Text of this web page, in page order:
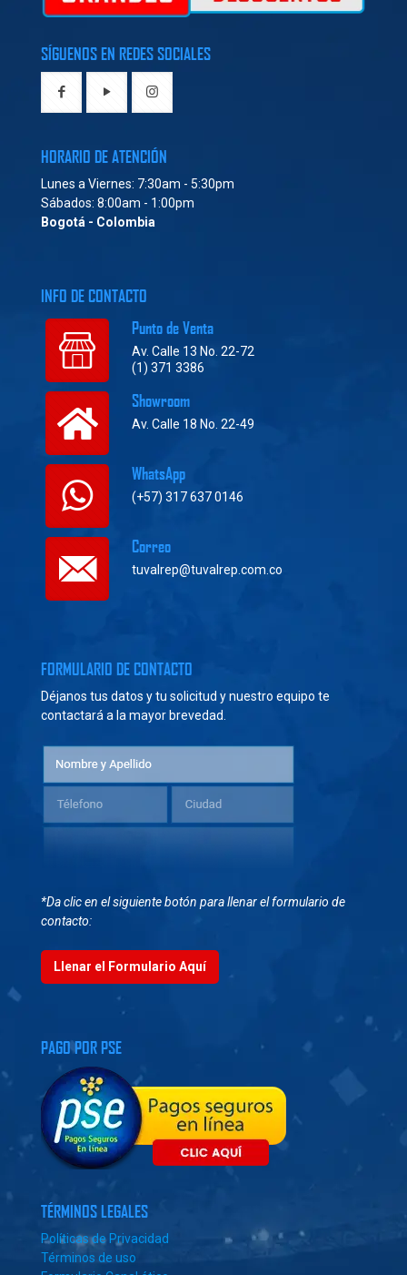
SÍGUENOS EN REDES SOCIALES
HORARIO DE ATENCIÓN
Lunes a Viernes: 7:30am - 5:30pm
Sábados: 8:00am - 1:00pm
Bogotá - Colombia
INFO DE CONTACTO
Punto de Venta
Av. Calle 13 No. 22-72
(1) 371 3386
Showroom
Av. Calle 18 No. 22-49
WhatsApp
(+57) 317 637 0146
Correo
tuvalrep@tuvalrep.com.co
FORMULARIO DE CONTACTO
Déjanos tus datos y tu solicitud y nuestro equipo te
contactará a la mayor brevedad.
*Da clic en el siguiente botón para llenar el formulario de
contacto:
Llenar el Formulario Aquí
PAGO POR PSE
TÉRMINOS LEGALES
Políticas de Privacidad
Términos de uso